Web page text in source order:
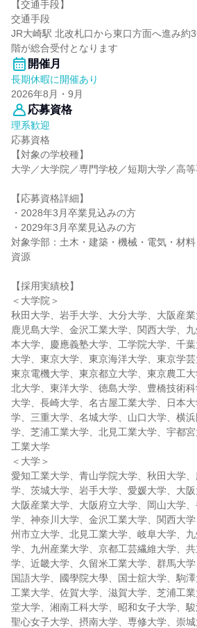
【交通手段】
交通手段
JR大崎駅 北改札口から東口方面へ進み約
階が総合受付となります
開催月
長期休暇に開催あり
2026年8月・9月
応募資格
理系歓迎
応募資格
【対象の学校種】
大学／大学院／専門学校／短期大学／高
【応募資格詳細】
・2028年3月卒業見込みの方
・2029年3月卒業見込みの方
対象学部：土木・建築・機械・電気・材料
資源
【採用実績校】
＜大学院＞
秋田大学、岩手大学、大分大学、大阪産業
鹿児島大学、金沢工業大学、関西大学、
本大学、慶應義塾大学、工学院大学、千
大学、東京大学、東京海洋大学、東京学芸
東京電機大学、東京都立大学、東京農工
北大学、東洋大学、徳島大学、豊橋技術
大学、長崎大学、名古屋工業大学、日本
学、三重大学、名城大学、山口大学、横
学、芝浦工業大学、北見工業大学、宇都
工業大学
＜大学＞
愛知工業大学、青山学院大学、秋田大学
学、茨城大学、岩手大学、愛媛大学、大阪
大阪産業大学、大阪府立大学、岡山大学
学、神奈川大学、金沢工業大学、関西大
州市立大学、北見工業大学、岐阜大学、
学、九州産業大学、京都工芸繊維大学、
学、近畿大学、久留米工業大学、群馬大
国語大学、國學院大學、国士舘大学、駒
工業大学、佐賀大学、滋賀大学、芝浦工
堂大学、湘南工科大学、昭和女子大学、駿
聖心女子大学、摂南大学、専修大学、崇